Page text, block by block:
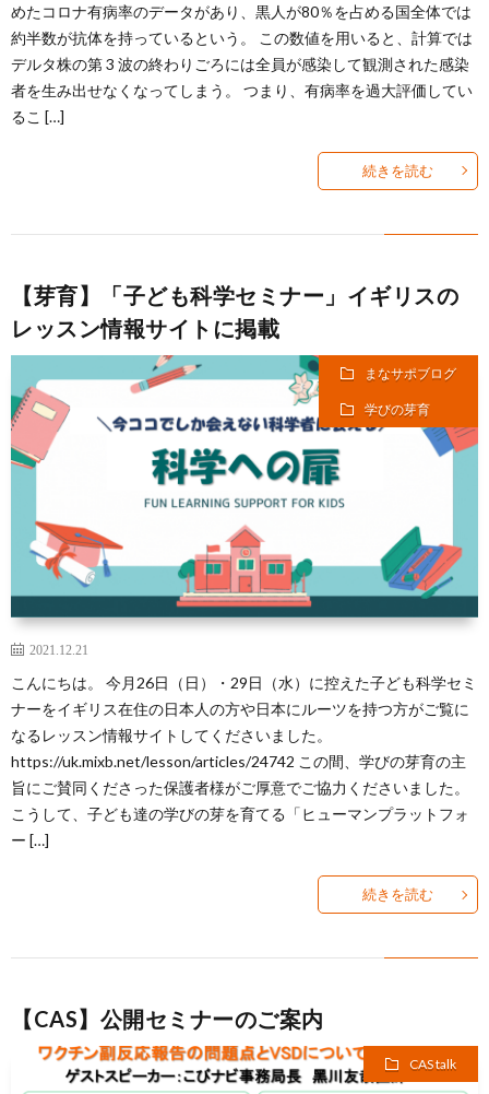
めたコロナ有病率のデータがあり、黒人が80％を占める国全体では
約半数が抗体を持っているという。 この数値を用いると、計算では
デルタ株の第 3 波の終わりごろには全員が感染して観測された感染
者を生み出せなくなってしまう。 つまり、有病率を過大評価してい
るこ […]
続きを読む
【芽育】「子ども科学セミナー」イギリスの
レッスン情報サイトに掲載
まなサポブログ
学びの芽育
2021.12.21
こんにちは。 今月26日（日）・29日（水）に控えた子ども科学セミ
ナーをイギリス在住の日本人の方や日本にルーツを持つ方がご覧に
なるレッスン情報サイトしてくださいました。
https://uk.mixb.net/lesson/articles/24742 この間、学びの芽育の主
旨にご賛同くださった保護者様がご厚意でご協力くださいました。
こうして、子ども達の学びの芽を育てる「ヒューマンプラットフォ
ー […]
続きを読む
【CAS】公開セミナーのご案内
CAS talk